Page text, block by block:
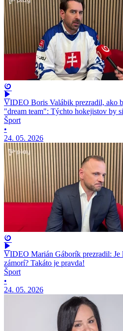
VIDEO Boris Valábik prezradil, ako
"dream team": Týchto hokejistov by
Šport
•
24. 05. 2026
VIDEO Marián Gáborík prezradil: Je
zámorí? Takáto je pravda!
Šport
•
24. 05. 2026